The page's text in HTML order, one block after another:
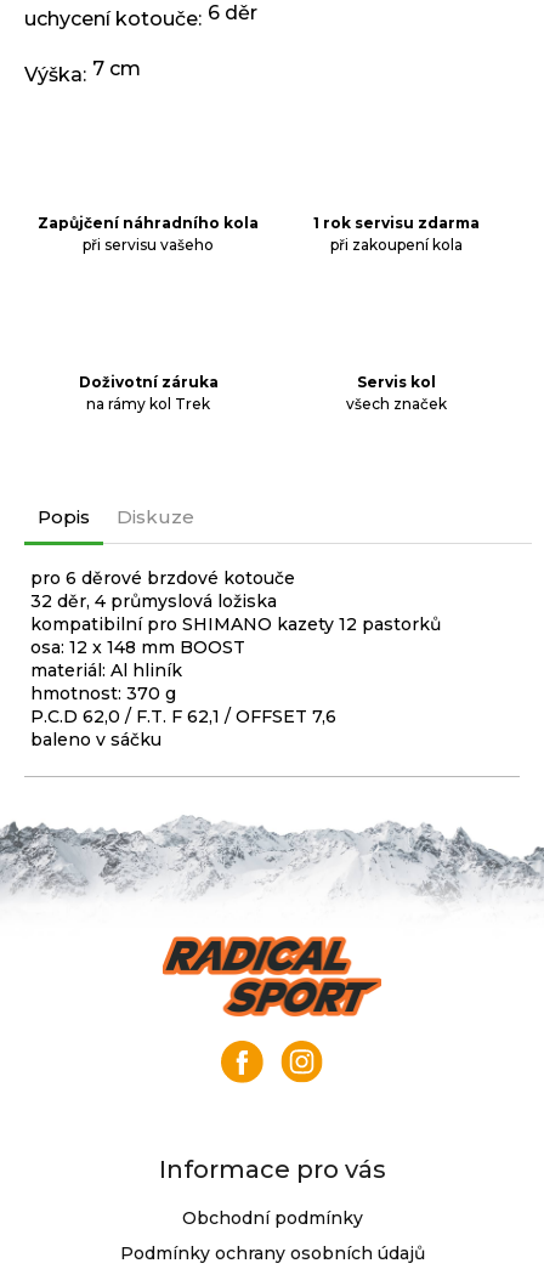
uchycení kotouče: 6 děr
Výška: 7 cm
Zapůjčení náhradního kola
při servisu vašeho
1 rok servisu zdarma
při zakoupení kola
Doživotní záruka
na rámy kol Trek
Servis kol
všech značek
Popis Diskuze
pro 6 děrové brzdové kotouče
32 děr, 4 průmyslová ložiska
kompatibilní pro SHIMANO kazety 12 pastorků
osa: 12 x 148 mm BOOST
materiál: Al hliník
hmotnost: 370 g
P.C.D 62,0 / F.T. F 62,1 / OFFSET 7,6
baleno v sáčku
4
990
Informace pro vás
Obchodní podmínky
Podmínky ochrany osobních údajů